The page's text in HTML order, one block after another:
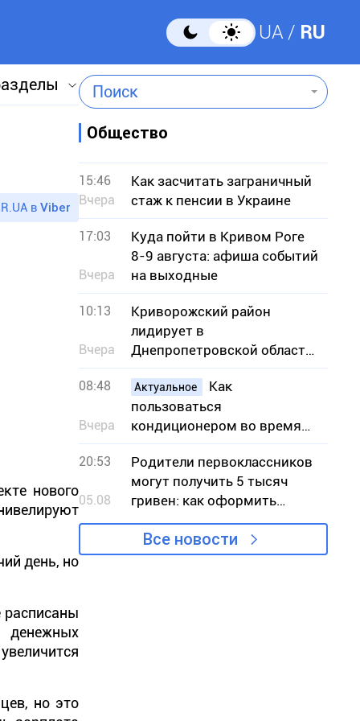
UA RU
Поиск
в Viber
нового
день, но
денежных
но это
Общество
15:46
Вчера
Как засчитать заграничный
стаж к пенсии в Украине
17:03
Вчера
Куда пойти в Кривом Роге
8-9 августа: афиша событий
на выходные
10:13
Вчера
Криворожский район
лидирует в
Днепропетровской области
по количеству пожаров в
экосистемах
08:48
Вчера
Актуальное
Как
пользоваться
кондиционером во время
жары, чтобы снизить риск
вынужденных отключений
света
20:53
05.08
Родители первоклассников
могут получить 5 тысяч
гривен: как оформить
«Пакет школьника»
Все новости